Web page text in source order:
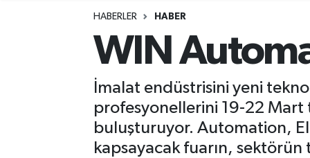
HABERLER HABER
WIN
İmalat endüstrisini yeni
profesyonellerini 19-22 Mart
buluşturuyor. Automation,
kapsayacak fuarın,
HABERLER